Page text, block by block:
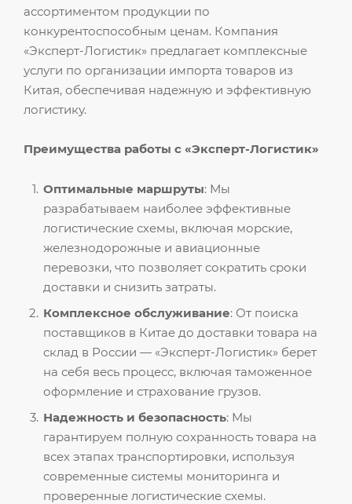
ассортиментом продукции по
конкурентоспособным ценам. Компания
«Эксперт-Логистик» предлагает комплексные
услуги по организации импорта товаров из
Китая, обеспечивая надежную и эффективную
логистику.
Преимущества работы с «Эксперт-Логистик»
Оптимальные маршруты: Мы
разрабатываем наиболее эффективные
логистические схемы, включая морские,
железнодорожные и авиационные
перевозки, что позволяет сократить сроки
доставки и снизить затраты.
Комплексное обслуживание: От поиска
поставщиков в Китае до доставки товара на
склад в России — «Эксперт-Логистик» берет
на себя весь процесс, включая таможенное
оформление и страхование грузов.
Надежность и безопасность: Мы
гарантируем полную сохранность товара на
всех этапах транспортировки, используя
современные системы мониторинга и
проверенные логистические схемы.